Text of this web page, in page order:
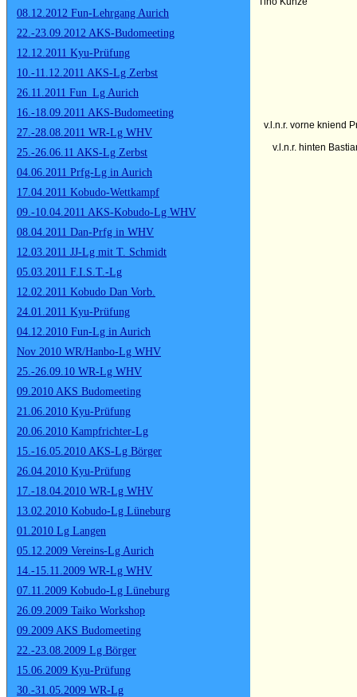
08.12.2012 Fun-Lehrgang Aurich
22.-23.09.2012 AKS-Budomeeting
12.12.2011 Kyu-Prüfung
10.-11.12.2011 AKS-Lg Zerbst
26.11.2011 Fun_Lg Aurich
16.-18.09.2011 AKS-Budomeeting
27.-28.08.2011 WR-Lg WHV
25.-26.06.11 AKS-Lg Zerbst
04.06.2011 Prfg-Lg in Aurich
17.04.2011 Kobudo-Wettkampf
09.-10.04.2011 AKS-Kobudo-Lg WHV
08.04.2011 Dan-Prfg in WHV
12.03.2011 JJ-Lg mit T. Schmidt
05.03.2011 F.I.S.T.-Lg
12.02.2011 Kobudo Dan Vorb.
24.01.2011 Kyu-Prüfung
04.12.2010 Fun-Lg in Aurich
Nov 2010 WR/Hanbo-Lg WHV
25.-26.09.10 WR-Lg WHV
09.2010 AKS Budomeeting
21.06.2010 Kyu-Prüfung
20.06.2010 Kampfrichter-Lg
15.-16.05.2010 AKS-Lg Börger
26.04.2010 Kyu-Prüfung
17.-18.04.2010 WR-Lg WHV
13.02.2010 Kobudo-Lg Lüneburg
01.2010 Lg Langen
05.12.2009 Vereins-Lg Aurich
14.-15.11.2009 WR-Lg WHV
07.11.2009 Kobudo-Lg Lüneburg
26.09.2009 Taiko Workshop
09.2009 AKS Budomeeting
22.-23.08.2009 Lg Börger
15.06.2009 Kyu-Prüfung
30.-31.05.2009 WR-Lg
v.l.n.r. vorne kniend
v.l.n.r. hinten